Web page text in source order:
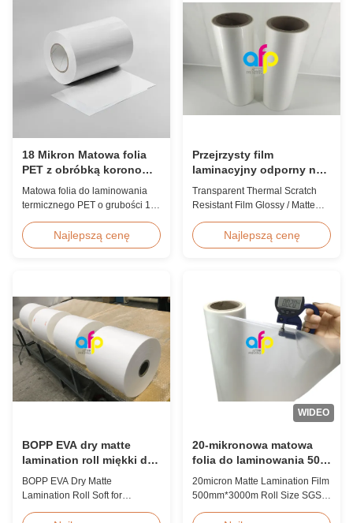
fotograficznych, ksiąg ślubnych i
luksusowych opakowań
wymagających wszechstronnej
ochrony.
okładek książek w dużych
nakładach i publikacji.
18 Mikron Matowa folia
PET z obróbką koronową
do laminowania kart
identyfikacyjnych
Matowa folia do laminowania
termicznego PET o grubości 18
koroną, o wysokiej
wytrzymałości na rozciąganie
dokumentów
uwierzytelniających,
zapewniająca doskonałe
wiązanie i trwałość.
Najlepszą cenę
Przejrzysty film
laminacyjny odporny na
thermal scratch Glossy /
Matte Finish Laminating
Transparent Thermal Scratch
Resistant Film Glossy / Matte
Approval Price Offer Glossy and
Matte Scratch Resistant Thermal
Lamination Film China Supplier
Material BOPP + EVA Roll ...
Najlepszą cenę
BOPP EVA dry matte
lamination roll miękki do
laminacji i druku
BOPP EVA Dry Matte
Lamination Roll Soft for
WIDEO
20-mikronowa matowa
folia do laminowania 500
mm * 3000 m Rozmiar
rolki Certyfikat SGS
20micron Matte Lamination Film
500mm*3000m Roll Size SGS